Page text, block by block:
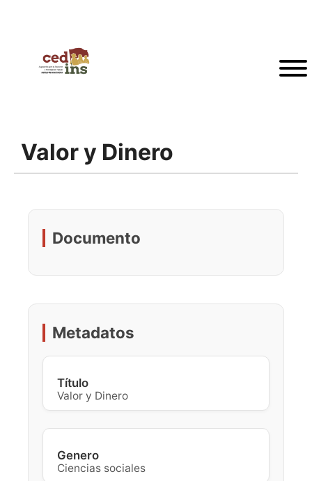
Valor y Dinero
Documento
Metadatos
Título
Valor y Dinero
Genero
Ciencias sociales